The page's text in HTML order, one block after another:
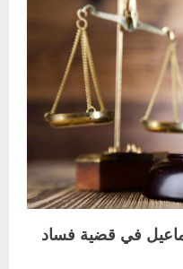
في قضية فساد